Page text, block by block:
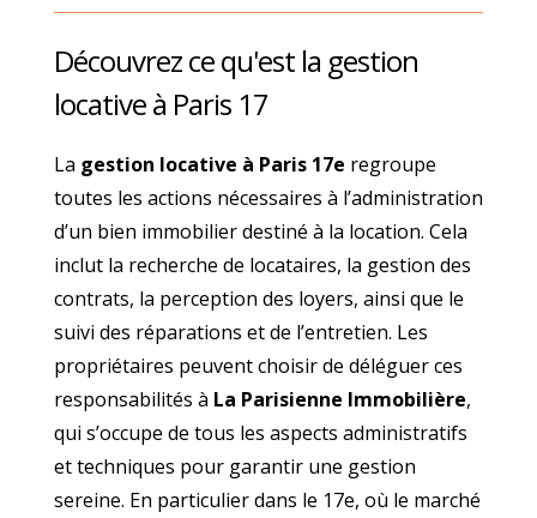
Découvrez ce qu'est la gestion
locative à Paris 17
La gestion locative à Paris 17e regroupe
toutes les actions nécessaires à l’administration
d’un bien immobilier destiné à la location. Cela
inclut la recherche de locataires, la gestion des
contrats, la perception des loyers, ainsi que le
suivi des réparations et de l’entretien. Les
propriétaires peuvent choisir de déléguer ces
responsabilités à La Parisienne Immobilière,
qui s’occupe de tous les aspects administratifs
et techniques pour garantir une gestion
sereine. En particulier dans le 17e, où le marché